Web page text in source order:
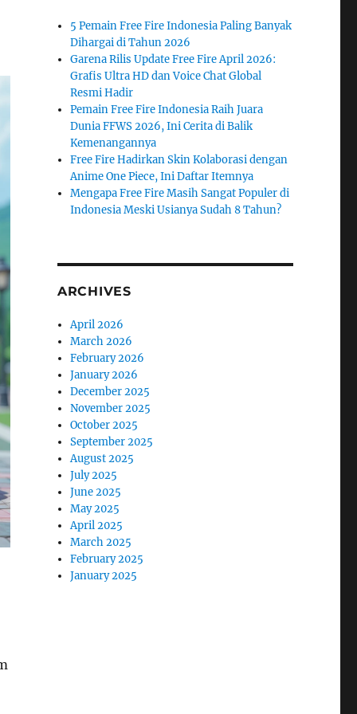
5 Pemain Free Fire Indonesia Paling Banyak
Dihargai di Tahun 2026
Garena Rilis Update Free Fire April 2026:
Grafis Ultra HD dan Voice Chat Global
Resmi Hadir
Pemain Free Fire Indonesia Raih Juara
Dunia FFWS 2026, Ini Cerita di Balik
Kemenangannya
Free Fire Hadirkan Skin Kolaborasi dengan
Anime One Piece, Ini Daftar Itemnya
Mengapa Free Fire Masih Sangat Populer di
Indonesia Meski Usianya Sudah 8 Tahun?
ARCHIVES
April 2026
March 2026
February 2026
January 2026
December 2025
November 2025
October 2025
September 2025
August 2025
July 2025
June 2025
May 2025
April 2025
March 2025
February 2025
January 2025